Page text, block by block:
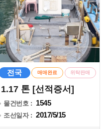
전국 매매완료 위탁판매
1.17 톤 [선적증서]
물건번호 : 1545
조선일자 : 2017/5/15